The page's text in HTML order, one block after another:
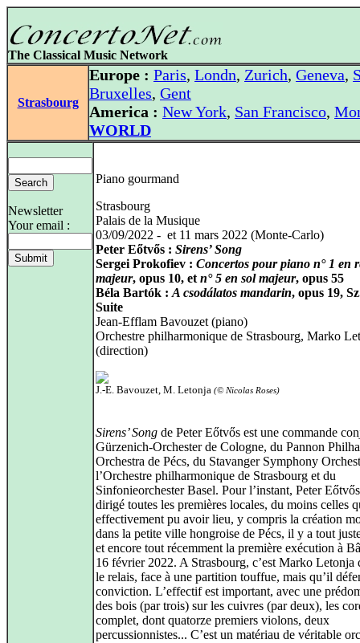
The Classical Music Network
Strasbourg
Europe : Paris, Londn, Zurich, Geneva,
Bruxelles, Gent
America : New York, San Francisco,
WORLD
Newsletter
Your email :
Piano gourmand
Strasbourg
Palais de la Musique
03/09/2022 - et 11 mars 2022 (Monte-Carlo)
Peter Eőtvős : Sirens’ Song
Sergei Prokofiev : Concertos pour piano n° 1 en
majeur, opus 10, et n° 5 en sol majeur, opus 55
Béla Bartók : A csodálatos mandarin, opus 19,
Suite
Jean-Efflam Bavouzet (piano)
Orchestre philharmonique de Strasbourg, Marko
(direction)
J.-E. Bavouzet, M. Letonja (© Nicolas Roses)
Sirens’ Song de Peter Eőtvős est une commande
Gürzenich-Orchester de Cologne, du Pannon
Orchestra de Pécs, du Stavanger Symphony
l’Orchestre philharmonique de Strasbourg et du
Sinfonieorchester Basel. Pour l’instant, Peter
dirigé toutes les premières locales, du moins celles
effectivement pu avoir lieu, y compris la création
dans la petite ville hongroise de Pécs, il y a tout
et encore tout récemment la première exécution à
16 février 2022. A Strasbourg, c’est Marko Letonja
le relais, face à une partition touffue, mais qu’il
conviction. L’effectif est important, avec une
des bois (par trois) sur les cuivres (par deux), les
complet, dont quatorze premiers violons, deux
percussionnistes... C’est un matériau de véritable